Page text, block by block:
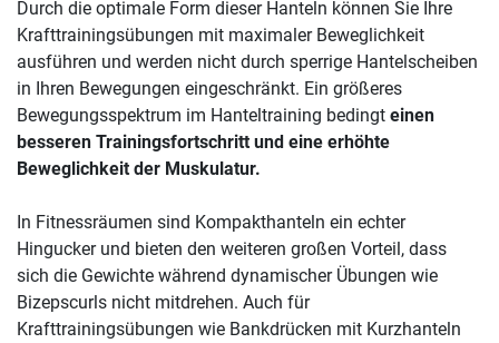
Durch die optimale Form dieser Hanteln können Sie Ihre
Krafttrainingsübungen mit maximaler Beweglichkeit
ausführen und werden nicht durch sperrige Hantelscheiben
in Ihren Bewegungen eingeschränkt. Ein größeres
Bewegungsspektrum im Hanteltraining bedingt einen
besseren Trainingsfortschritt und eine erhöhte
Beweglichkeit der Muskulatur.
In Fitnessräumen sind Kompakthanteln ein echter
Hingucker und bieten den weiteren großen Vorteil, dass
sich die Gewichte während dynamischer Übungen wie
Bizepscurls nicht mitdrehen. Auch für
Krafttrainingsübungen wie Bankdrücken mit Kurzhanteln